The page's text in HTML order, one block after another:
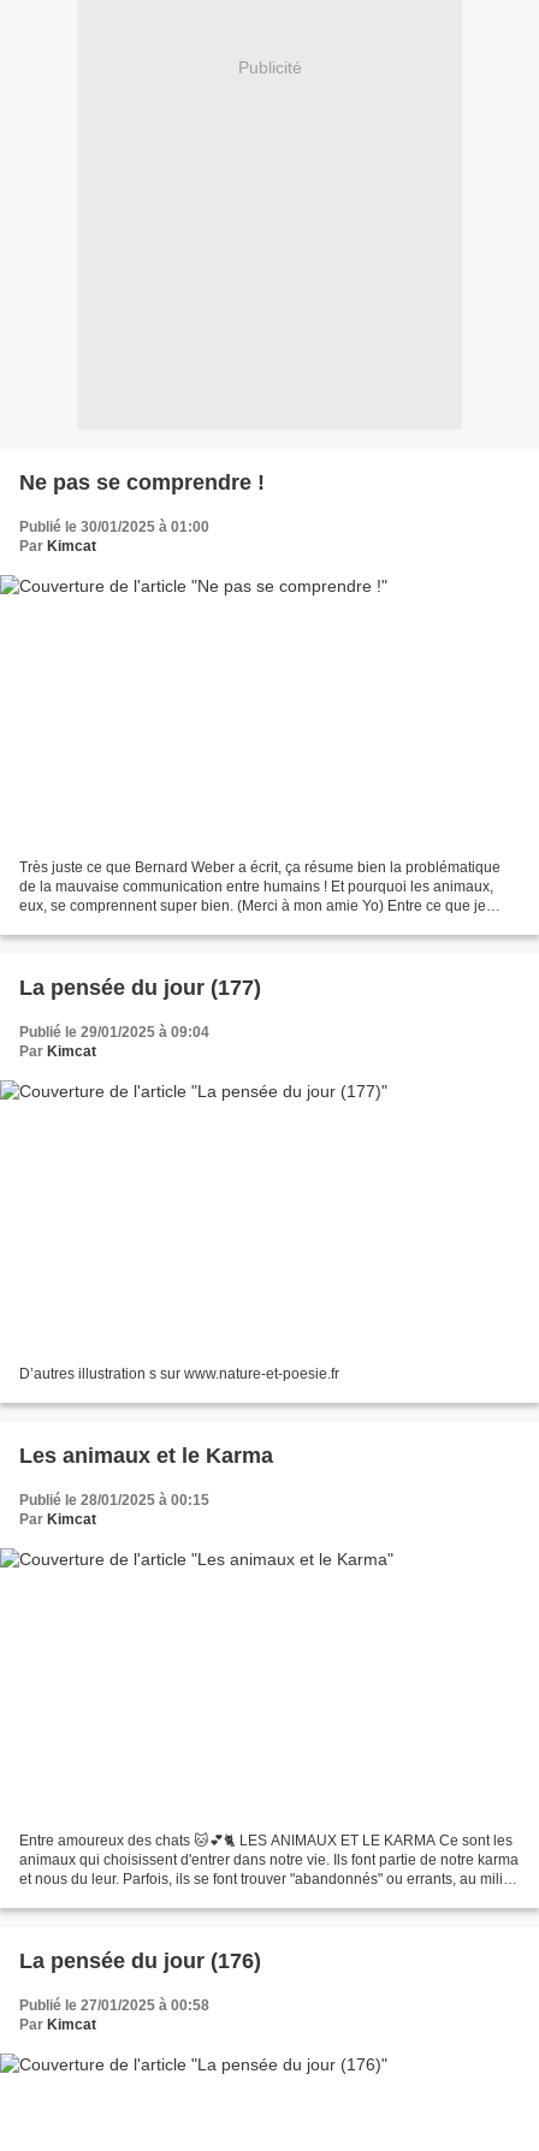
Publicité
Ne pas se comprendre !
Publié le 30/01/2025 à 01:00
Par Kimcat
Très juste ce que Bernard Weber a écrit, ça résume bien la problématique
de la mauvaise communication entre humains ! Et pourquoi les animaux,
eux, se comprennent super bien. (Merci à mon amie Yo) Entre ce que je
La pensée du jour (177)
Publié le 29/01/2025 à 09:04
Par Kimcat
D’autres illustration s sur www.nature-et-poesie.fr
Les animaux et le Karma
Publié le 28/01/2025 à 00:15
Par Kimcat
Entre amoureux des chats 🐱💕🐈 LES ANIMAUX ET LE KARMA Ce sont les
animaux qui choisissent d'entrer dans notre vie. Ils font partie de notre karma
et nous du leur. Parfois, ils se font trouver "abandonnés" ou errants, au milieu
La pensée du jour (176)
Publié le 27/01/2025 à 00:58
Par Kimcat